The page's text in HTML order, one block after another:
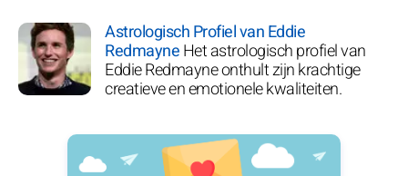
Astrologisch Profiel van Eddie
RedmayneHet astrologisch profiel van
Eddie Redmayne onthult zijn krachtige
creatieve en emotionele kwaliteiten.